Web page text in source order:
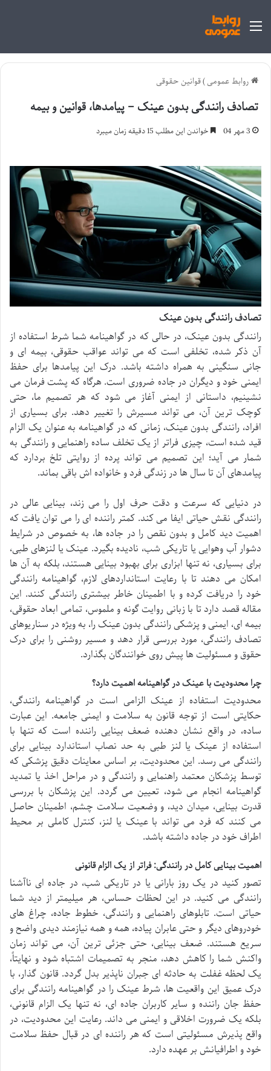
منو
روابط عمومی)قوانین حقوقی
تصادف رانندگی بدون عینک – پیامدها، قوانین و بیمه
3 مهر 04 خواندن این مطلب 15 دقیقه زمان میبرد
تصادف رانندگی بدون عینک
رانندگی بدون عینک، در حالی که در گواهینامه شما شرط استفاده از
آن ذکر شده، تخلفی است که می تواند عواقب حقوقی، بیمه ای و
جانی سنگینی به همراه داشته باشد. درک این پیامدها برای حفظ
ایمنی خود و دیگران در جاده ضروری است. هرگاه که پشت فرمان می
نشینیم، داستانی از ایمنی آغاز می شود که هر تصمیم ما، حتی
کوچک ترین آن، می تواند مسیرش را تغییر دهد. برای بسیاری از
افراد، رانندگی بدون عینک، زمانی که در گواهینامه به عنوان یک الزام
قید شده است، چیزی فراتر از یک تخلف ساده راهنمایی و رانندگی به
شمار می آید؛ این تصمیم می تواند پرده از روایتی تلخ بردارد که
پیامدهای آن تا سال ها در زندگی فرد و خانواده اش باقی بماند.
در دنیایی که سرعت و دقت حرف اول را می زند، بینایی عالی در
رانندگی نقش حیاتی ایفا می کند. کمتر راننده ای را می توان یافت که
اهمیت دید کامل و بدون نقص را در جاده ها، به خصوص در شرایط
دشوار آب وهوایی یا تاریکی شب، نادیده بگیرد. عینک یا لنزهای طبی،
برای بسیاری، نه تنها ابزاری برای بهبود بینایی هستند، بلکه به آن ها
امکان می دهند تا با رعایت استانداردهای لازم، گواهینامه رانندگی
خود را دریافت کرده و با اطمینان خاطر بیشتری رانندگی کنند. این
مقاله قصد دارد تا با زبانی روایت گونه و ملموس، تمامی ابعاد حقوقی،
بیمه ای، ایمنی و پزشکی رانندگی بدون عینک را، به ویژه در سناریوهای
تصادف رانندگی، مورد بررسی قرار دهد و مسیر روشنی را برای درک
حقوق و مسئولیت ها پیش روی خوانندگان بگذارد.
چرا محدودیت با عینک در گواهینامه اهمیت دارد؟
محدودیت استفاده از عینک الزامی است در گواهینامه رانندگی،
حکایتی است از توجه قانون به سلامت و ایمنی جامعه. این عبارت
ساده، در واقع نشان دهنده ضعف بینایی راننده است که تنها با
استفاده از عینک یا لنز طبی به حد نصاب استاندارد بینایی برای
رانندگی می رسد. این محدودیت، بر اساس معاینات دقیق پزشکی که
توسط پزشکان معتمد راهنمایی و رانندگی و در مراحل اخذ یا تمدید
گواهینامه انجام می شود، تعیین می گردد. این پزشکان با بررسی
قدرت بینایی، میدان دید، و وضعیت سلامت چشم، اطمینان حاصل
می کنند که فرد می تواند با عینک یا لنز، کنترل کاملی بر محیط
اطراف خود در جاده داشته باشد.
اهمیت بینایی کامل در رانندگی: فراتر از یک الزام قانونی
تصور کنید در یک روز بارانی یا در تاریکی شب، در جاده ای ناآشنا
رانندگی می کنید. در این لحظات حساس، هر میلیمتر از دید شما
حیاتی است. تابلوهای راهنمایی و رانندگی، خطوط جاده، چراغ های
خودروهای دیگر و حتی عابران پیاده، همه و همه نیازمند دیدی واضح و
سریع هستند. ضعف بینایی، حتی جزئی ترین آن، می تواند زمان
واکنش شما را کاهش دهد، منجر به تصمیمات اشتباه شود و نهایتاً،
یک لحظه غفلت به حادثه ای جبران ناپذیر بدل گردد. قانون گذار، با
درک عمیق این واقعیت ها، شرط عینک را در گواهینامه رانندگی برای
حفظ جان راننده و سایر کاربران جاده ای، نه تنها یک الزام قانونی،
بلکه یک ضرورت اخلاقی و ایمنی می داند. رعایت این محدودیت، در
واقع پذیرش مسئولیتی است که هر راننده ای در قبال حفظ سلامت
خود و اطرافیانش بر عهده دارد.